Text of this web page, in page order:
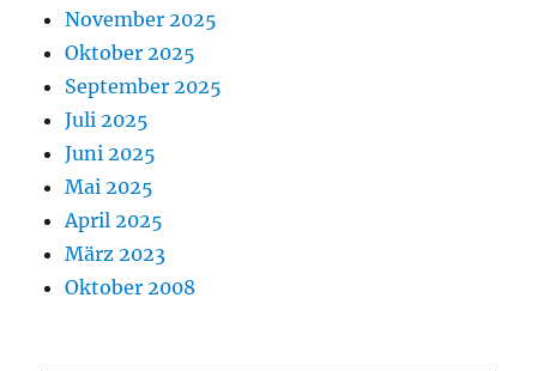
November 2025
Oktober 2025
September 2025
Juli 2025
Juni 2025
Mai 2025
April 2025
März 2023
Oktober 2008